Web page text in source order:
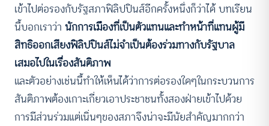
เข้าไปต่อรองกับรัฐสภาฟิลิปปินส์อีกครั้งหนึ่งก็ว่าได้ บทเรียน
นี้บอกเราว่า นักการเมืองที่เป็นตัวแทนและทำหน้าที่แทนผู้มี
สิทธิออกเสียงฟิลิปปินส์ไม่จำเป็นต้องร่วมทางกับรัฐบาล
เสมอไปในเรื่องสันติภาพ
และตัวอย่างเช่นนี้ทำให้เห็นได้ว่าการต่อรองใดๆในกระบวนการ
สันติภาพต้องเกาะเกี่ยวเอาประชาชนทั้งสองฝ่ายเข้าไปด้วย
การมีส่วนร่วมแต่เนิ่นๆของสภาจึงน่าจะมีนัยสำคัญมากกว่า